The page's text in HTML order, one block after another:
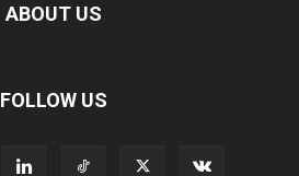
ABOUT US
FOLLOW US